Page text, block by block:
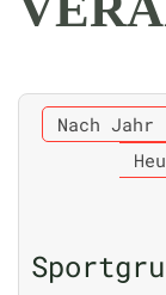
Nach Jahr